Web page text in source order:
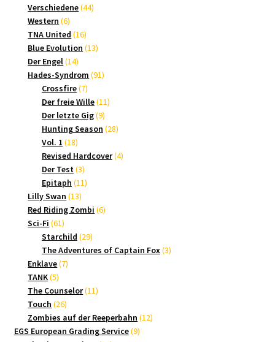
Produkt
Verschiedene 4444
Western 66
Produkte
TNA United 1616
Produkte
Blue Evolution 1313
Der Engel 1414
Produkte
Hades-Syndrom 9191
Crossfire 77
Produkte
Der freie Wille 1111
Der letzte Gig 99
Produkte
Hunting Season 2828
Vol. 1 1818
Produkte
Revised Hardcover 44
Der Test 33
Produkte
Epitaph 1111
Lilly Swan 1313
Produkte
Red Riding Zombi 66
Sci-Fi 6161
Produkte
Starchild 2929
Produkte
The Adventures of Captain Fox 33
Enklave 77
TANK 55
Produkte
The Counselor 1111
Touch 2626
Produkte
Zombies auf der Reeperbahn 1212
EGS European Grading Service 99